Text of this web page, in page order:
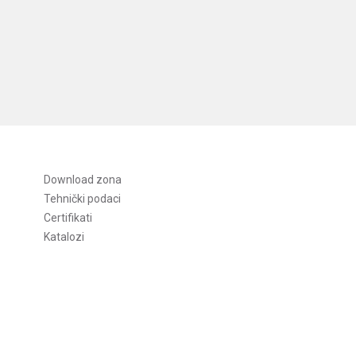
Download zona
Tehnički podaci
Certifikati
Katalozi